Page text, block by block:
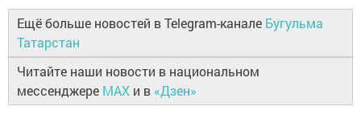
Ещё больше новостей в Telegram-канале Бугульма
Татарстан
Читайте наши новости в национальном
мессенджере MAX и в «Дзен»